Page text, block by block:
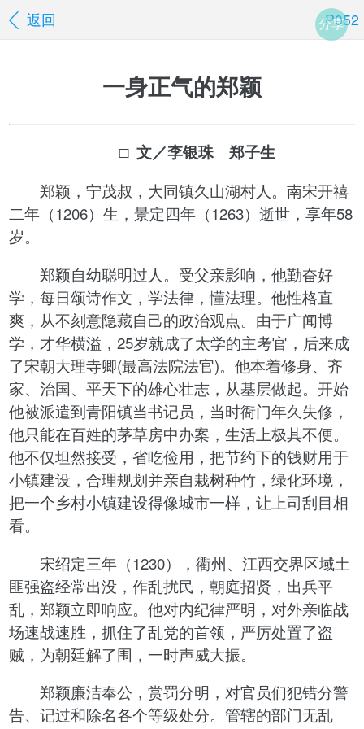
返回 P052
分享
一身正气的郑颖
□ 文／李银珠 郑子生
郑颖，宁茂叔，大同镇久山湖村人。南宋开禧
二年（1206）生，景定四年（1263）逝世，享年58
岁。
郑颖自幼聪明过人。受父亲影响，他勤奋好
学，每日颂诗作文，学法律，懂法理。他性格直
爽，从不刻意隐藏自己的政治观点。由于广闻博
学，才华横溢，25岁就成了太学的主考官，后来成
了宋朝大理寺卿(最高法院法官)。他本着修身、齐
家、治国、平天下的雄心壮志，从基层做起。开始
他被派遣到青阳镇当书记员，当时衙门年久失修，
他只能在百姓的茅草房中办案，生活上极其不便。
他不仅坦然接受，省吃俭用，把节约下的钱财用于
小镇建设，合理规划并亲自栽树种竹，绿化环境，
把一个乡村小镇建设得像城市一样，让上司刮目相
看。
宋绍定三年（1230），衢州、江西交界区域土
匪强盗经常出没，作乱扰民，朝庭招贤，出兵平
乱，郑颖立即响应。他对内纪律严明，对外亲临战
场速战速胜，抓住了乱党的首领，严厉处置了盗
贼，为朝廷解了围，一时声威大振。
郑颖廉洁奉公，赏罚分明，对官员们犯错分警
告、记过和除名各个等级处分。管辖的部门无乱